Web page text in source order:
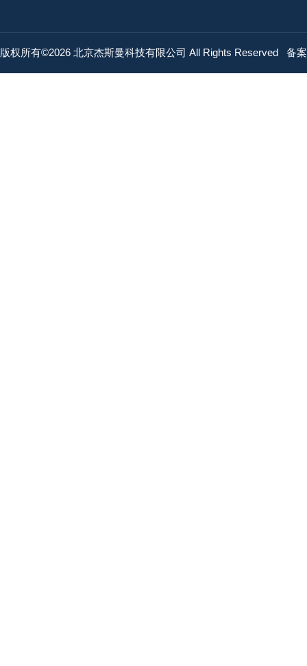
版权所有©2026 北京杰斯曼科技有限公司 All Rights Reserved 备